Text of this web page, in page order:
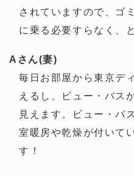
されていますので、ゴ
に乗る必要すらなく、
Aさん(妻)
毎日お部屋から東京デ
えるし、ビュー・バス
見えます。ビュー・バ
室暖房や乾燥が付いて
す！